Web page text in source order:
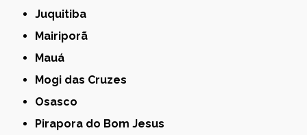
Juquitiba
Mairiporã
Mauá
Mogi das Cruzes
Osasco
Pirapora do Bom Jesus